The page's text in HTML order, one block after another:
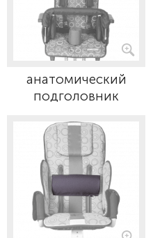
анатомический
подголовник